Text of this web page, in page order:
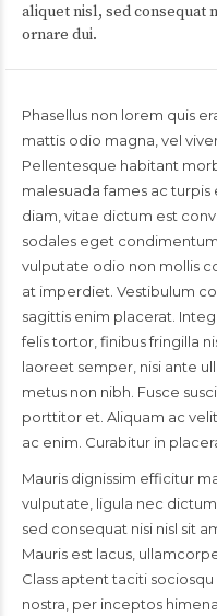
aliquet nisl, sed consequat
ornare dui.
Phasellus non lorem quis
mattis odio magna, vel
Pellentesque habitant
malesuada fames ac
diam, vitae dictum est
sodales eget
vulputate odio non mollis
at imperdiet. Vestibulum
sagittis enim placerat.
felis tortor, finibus fringilla
laoreet semper, nisi ante
metus non nibh. Fusce
porttitor et. Aliquam ac
ac enim. Curabitur in
Mauris dignissim efficitur
vulputate, ligula nec
sed consequat nisi nisl sit
Mauris est lacus,
Class aptent taciti
nostra, per inceptos